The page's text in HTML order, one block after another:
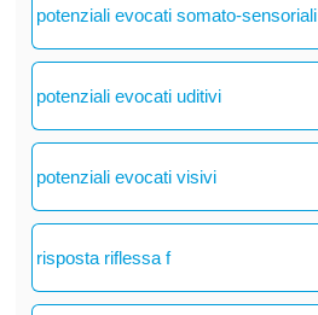
potenziali evocati somato-sensoriali
potenziali evocati uditivi
potenziali evocati visivi
risposta riflessa f